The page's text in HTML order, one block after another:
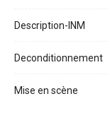
Description-INM
Deconditionnement
Mise en scène